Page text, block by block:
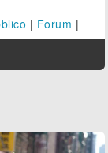
| Forum |